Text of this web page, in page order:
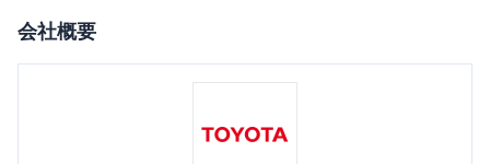
会社概要